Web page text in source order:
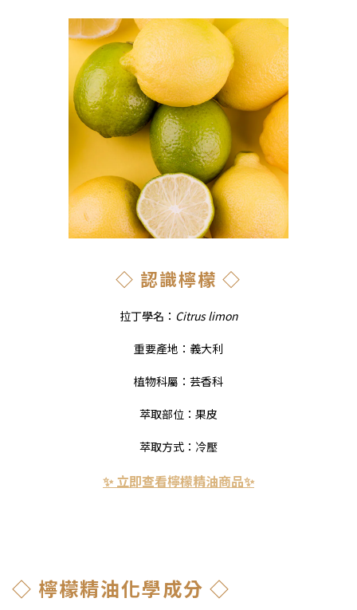
◇ 認識檸檬 ◇
拉丁學名： Citrus limon
重要產地：義大利
植物科屬：芸香科
萃取部位：果皮
萃取方式：冷壓
✨ 立即查看檸檬精油商品✨
◇ 檸檬精油化學成分 ◇